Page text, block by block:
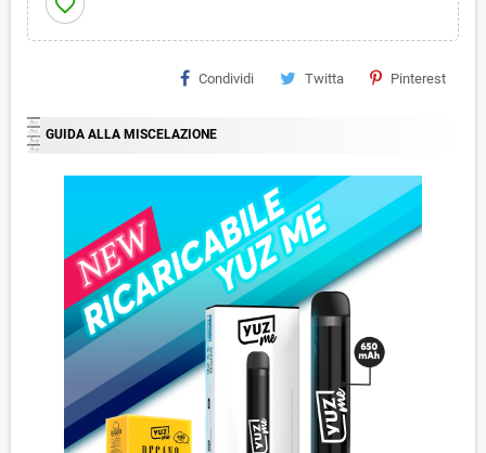
Condividi Twitta Pinterest
GUIDA ALLA MISCELAZIONE